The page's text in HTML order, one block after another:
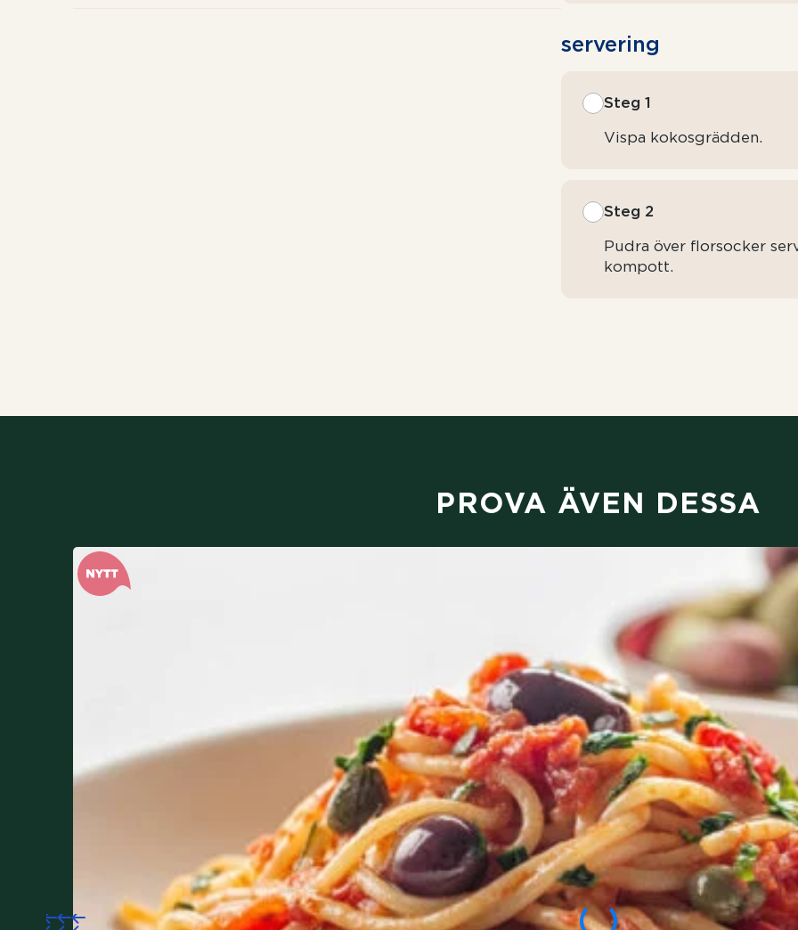
servering
Steg 1
Vispa kokosgrädden.
Steg 2
Pudra över florsocker
kompott.
PROVA ÄVEN DESSA